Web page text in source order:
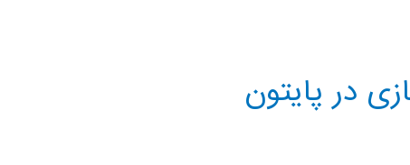
در پایتون